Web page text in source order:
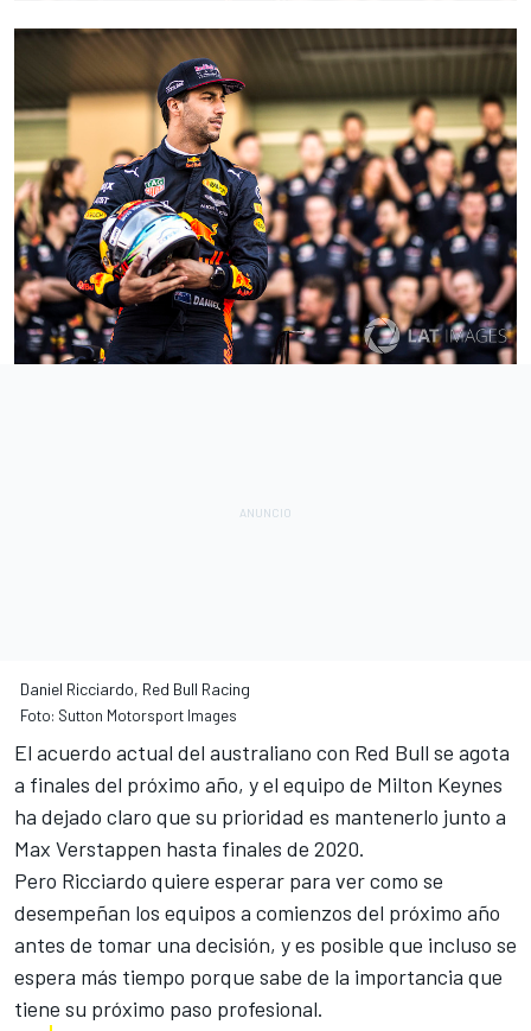
Daniel Ricciardo, Red Bull Racing
Foto: Sutton Motorsport Images
El acuerdo actual del australiano con Red Bull se agota
a finales del próximo año, y el equipo de Milton Keynes
ha dejado claro que su prioridad es mantenerlo junto a
Max Verstappen hasta finales de 2020.
Pero Ricciardo quiere esperar para ver como se
desempeñan los equipos a comienzos del próximo año
antes de tomar una decisión, y es posible que incluso se
espera más tiempo porque sabe de la importancia que
tiene su próximo paso profesional.